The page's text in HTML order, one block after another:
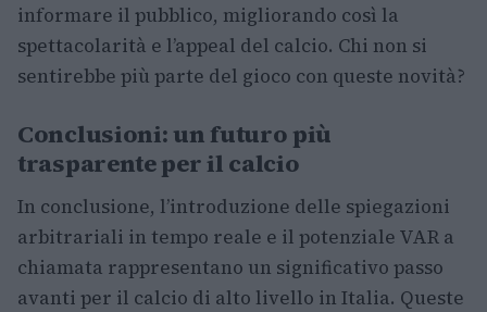
informare il pubblico, migliorando così la
spettacolarità e l’appeal del calcio. Chi non si
sentirebbe più parte del gioco con queste novità?
Conclusioni: un futuro più
trasparente per il calcio
In conclusione, l’introduzione delle spiegazioni
arbitrariali in tempo reale e il potenziale VAR a
chiamata rappresentano un significativo passo
avanti per il calcio di alto livello in Italia. Queste